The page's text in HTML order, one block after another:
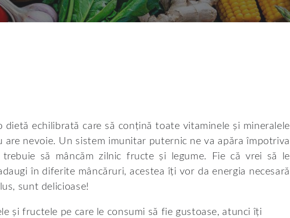
dietă echilibrată care să conțină toate vitaminele și mineralele
are nevoie. Un sistem imunitar puternic ne va apăra împotriva
să mâncăm zilnic fructe și legume. Fie că vrei să le
în diferite mâncăruri, acestea îți vor da energia necesară
sunt delicioase!
și fructele pe care le consumi să fie gustoase, atunci îți